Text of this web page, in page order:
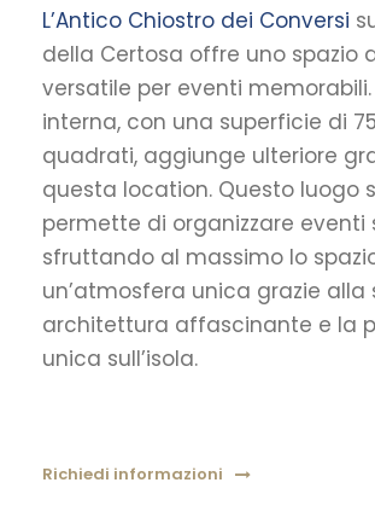
L’Antico Chiostro dei Conversi
della Certosa offre uno spazio
versatile per eventi
interna, con una superficie di
quadrati, aggiunge ulteriore
questa location. Questo luogo
permette di organizzare eventi
sfruttando al massimo lo
un’atmosfera unica grazie alla
architettura affascinante e la
unica sull’isola.
Richiedi informazioni